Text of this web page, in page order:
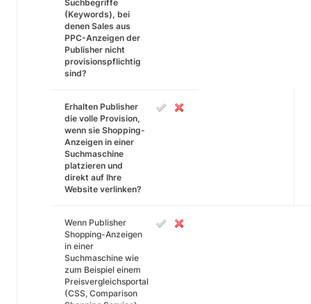
Suchbegriffe
(Keywords), bei
denen Sales aus
PPC-Anzeigen der
Publisher nicht
provisionspflichtig
sind?
Erhalten Publisher
die volle Provision,
wenn sie Shopping-
Anzeigen in einer
Suchmaschine
platzieren und
direkt auf Ihre
Website verlinken?
Wenn Publisher
Shopping-Anzeigen
in einer
Suchmaschine wie
zum Beispiel einem
Preisvergleichsportal
(CSS, Comparison